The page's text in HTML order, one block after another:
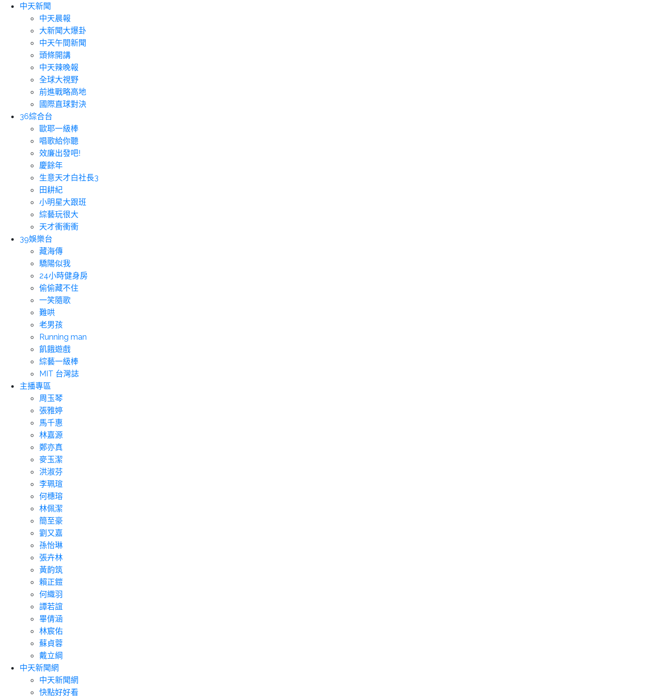
中天新聞
中天晨報
大新聞大爆卦
中天午間新聞
頭條開講
中天辣晚報
全球大視野
前進戰略高地
國際直球對決
36綜合台
歐耶一級棒
唱歌給你聽
效廉出發吧!
慶餘年
生意天才白社長3
田耕紀
小明星大跟班
綜藝玩很大
天才衝衝衝
39娛樂台
藏海傳
驕陽似我
24小時健身房
偷偷藏不住
一笑隨歌
難哄
老男孩
Running man
飢餓遊戲
綜藝一級棒
MIT 台灣誌
主播專區
周玉琴
張雅婷
馬千惠
林嘉源
鄭亦真
麥玉潔
洪淑芬
李珮瑄
何橞瑢
林佩潔
簡至豪
劉又嘉
孫怡琳
張卉林
黃韵筑
賴正鎧
何織羽
譚若誼
畢倩涵
林宸佑
蘇貞蓉
戴立綱
中天新聞網
中天新聞網
快點好好看